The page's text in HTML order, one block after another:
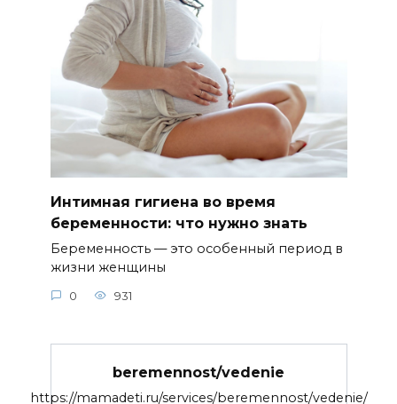
Интимная гигиена во время
беременности: что нужно знать
Беременность — это особенный период в
жизни женщины
0 931
beremennost/vedenie
https://mamadeti.ru/services/beremennost/vedenie/